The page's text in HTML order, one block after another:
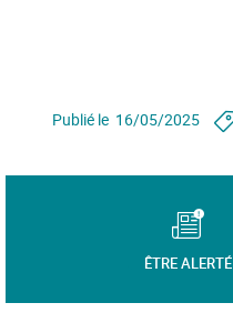
Publié le 16/05/2025
ÊTRE ALERTÉ